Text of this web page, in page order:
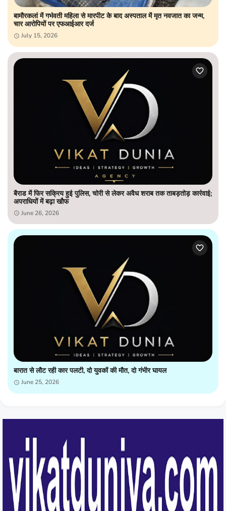
बामौरकलां में गर्भवती महिला से मारपीट के बाद अस्पताल में मृत नवजात का जन्म,
चार आरोपियों पर एफआईआर दर्ज
July 15, 2026
बैराड में फिर सक्रिय हुई पुलिस, चोरी से लेकर अवैध शराब तक ताबड़तोड़ कार्रवाई;
अपराधियों में बढ़ा खौफ
June 26, 2026
बारात से लौट रही कार पलटी, दो युवकों की मौत, दो गंभीर घायल
June 25, 2026